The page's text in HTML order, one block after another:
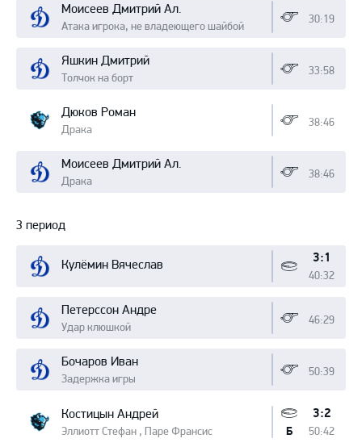
Моисеев Дмитрий Ал.
Атака игрока, не владеющего шайбой
30:19
Яшкин Дмитрий
Толчок на борт
33:58
Дюков Роман
Драка
38:46
Моисеев Дмитрий Ал.
Драка
38:46
3 период
Кулёмин Вячеслав 3:1
40:32
Петерссон Андре
Удар клюшкой
46:29
Бочаров Иван
Задержка игры
50:39
Костицын Андрей
Эллиотт Стефан , Паре Франсис
3:2
50:42
Б